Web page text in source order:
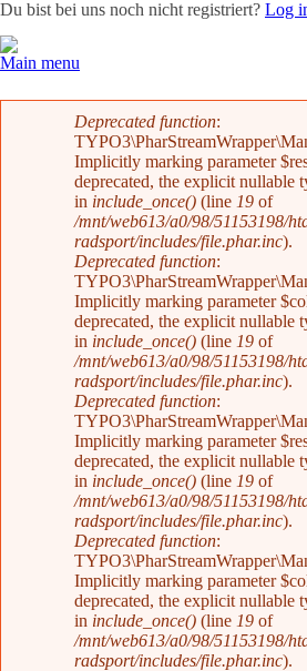
Du bist bei uns noch nicht registriert? Log
Main menu
Fehlermeldung
Deprecated function:
Implicitly marking parameter
deprecated, the explicit nullable
in include_once() (line 19 of
/mnt/web613/a0/98/51153198/
radsport/includes/file.phar.inc).
Deprecated function:
Implicitly marking parameter
deprecated, the explicit nullable
in include_once() (line 19 of
/mnt/web613/a0/98/51153198/
radsport/includes/file.phar.inc).
Deprecated function:
Implicitly marking parameter
deprecated, the explicit nullable
in include_once() (line 19 of
/mnt/web613/a0/98/51153198/
radsport/includes/file.phar.inc).
Deprecated function:
Implicitly marking parameter
deprecated, the explicit nullable
in include_once() (line 19 of
/mnt/web613/a0/98/51153198/
radsport/includes/file.phar.inc).